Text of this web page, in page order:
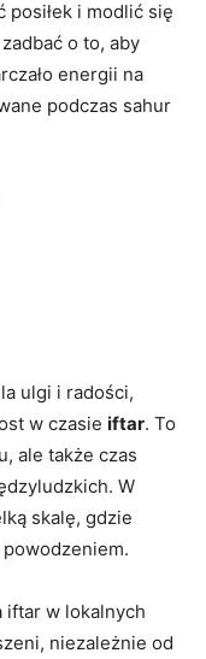
posiłek i modlić się
o to, aby
energii na
podczas sahur
ulgi i radości,
w czasie‍ iftar. To
ale także ‍czas
W
skalę, gdzie
iftar w lokalnych
⁣niezależnie od⁢